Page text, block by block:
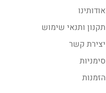
אודותינו
תקנון ותנאי שימוש
יצירת קשר
סימניות
הזמנות